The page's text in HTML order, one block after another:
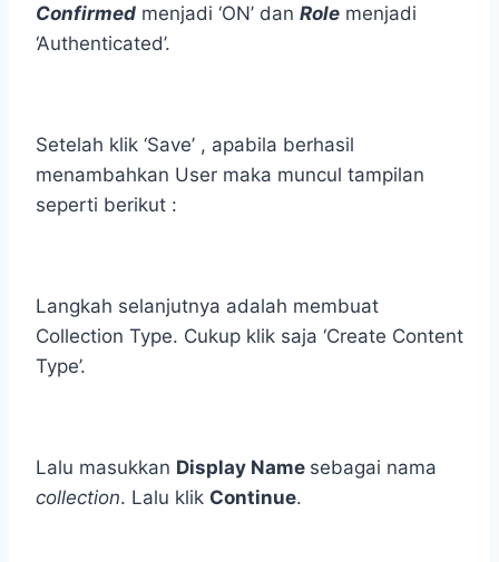
Confirmed menjadi ‘ON’ dan Role menjadi
‘Authenticated’.
Setelah klik ‘Save’ , apabila berhasil
menambahkan User maka muncul tampilan
seperti berikut :
Langkah selanjutnya adalah membuat
Collection Type. Cukup klik saja ‘Create Content
Type’.
Lalu masukkan Display Name sebagai nama
collection. Lalu klik Continue.